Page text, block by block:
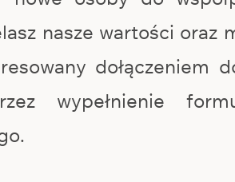
nasze wartości oraz
dołączeniem
wypełnienie